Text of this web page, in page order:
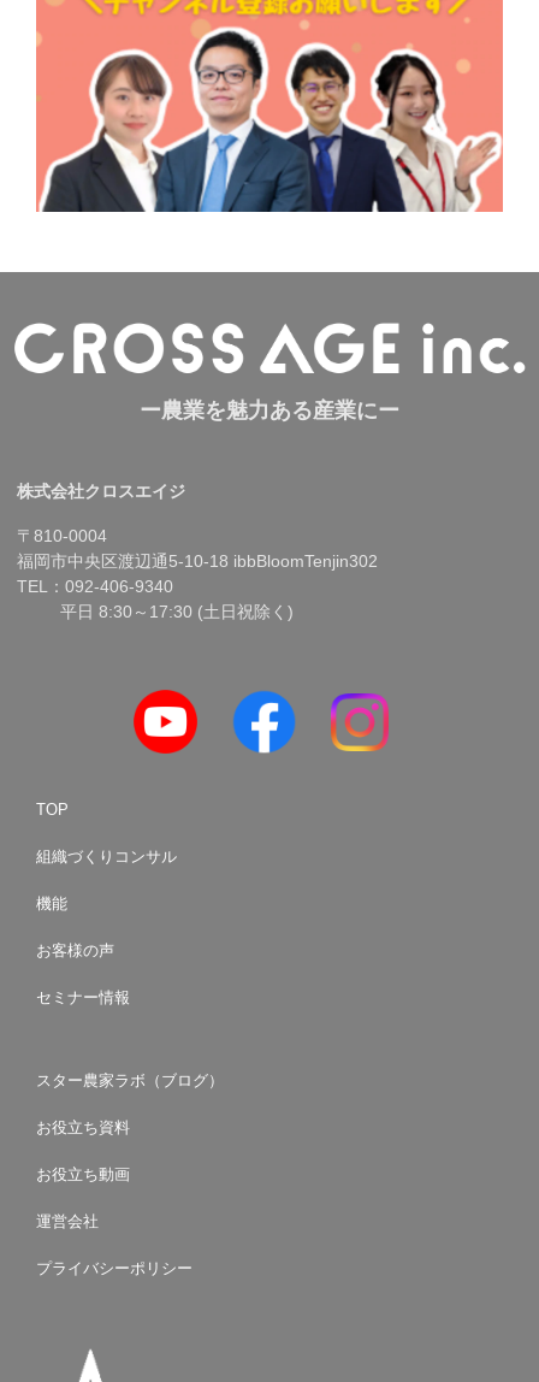
ー農業を魅力ある産業にー
株式会社クロスエイジ
〒810-0004
福岡市中央区渡辺通5-10-18 ibbBloomTenjin302
TEL：092-406-9340
平日 8:30～17:30 (土日祝除く)
TOP
組織づくりコンサル
機能
お客様の声
セミナー情報
スター農家ラボ（ブログ）
お役立ち資料
お役立ち動画
運営会社
プライバシーポリシー